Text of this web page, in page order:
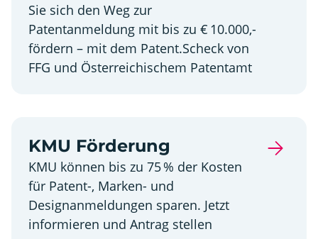
Sie sich den Weg zur
Patentanmeldung mit bis zu € 10.000,-
fördern – mit dem Patent.Scheck von
FFG und Österreichischem Patentamt
KMU Förderung
KMU können bis zu 75 % der Kosten
für Patent-, Marken- und
Designanmeldungen sparen. Jetzt
informieren und Antrag stellen